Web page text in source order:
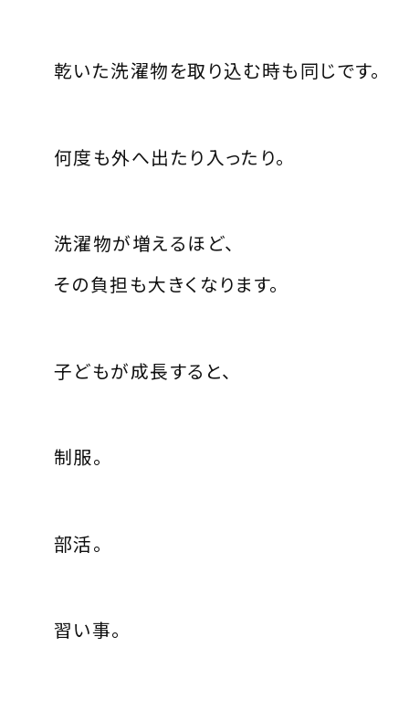
乾いた洗濯物を取り込む時も同じです。
何度も外へ出たり入ったり。
洗濯物が増えるほど、
その負担も大きくなります。
子どもが成長すると、
制服。
部活。
習い事。